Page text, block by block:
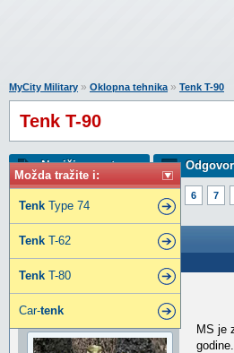
Možda tražite i:
Tenk Type 74
Tenk T-62
Tenk T-80
Car-tenk
MyCity Military » Oklopna tehnika» Tenk T-90
Tenk T-90
Napiši novu temu
6 7
Tenk T-90
Poslao: 08 Dec 2014 14:58
mikrimaus
Elitni građanin
MS je